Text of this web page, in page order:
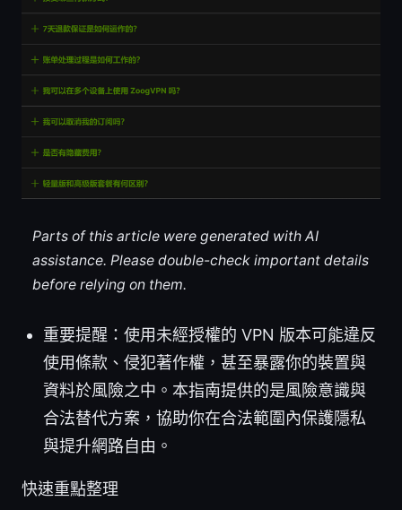
Parts of this article were generated with AI
assistance. Please double-check important details
before relying on them.
重要提醒：使用未經授權的 VPN 版本可能違反
使用條款、侵犯著作權，甚至暴露你的裝置與
資料於風險之中。本指南提供的是風險意識與
合法替代方案，協助你在合法範圍內保護隱私
與提升網路自由。
快速重點整理